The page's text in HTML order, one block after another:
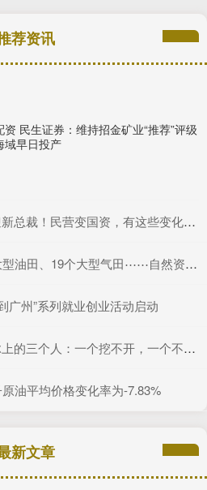
荐资讯
资 民生证券：维持招金矿业“推荐”评级
域早日投产
总裁！民营变国资，有这些变化……
个大型气田⋯⋯自然资源部晒“十四五”成绩单
广州”系列就业创业活动启动
：一个挖不开，一个不敢挖，一个异兽守护
油平均价格变化率为-7.83%
新文章